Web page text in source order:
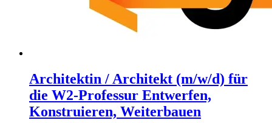
Architektin / Architekt (m/w/d) für
die W2-Professur Entwerfen,
Konstruieren, Weiterbauen